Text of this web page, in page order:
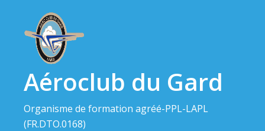
content
Aéroclub du Gard
Organisme de formation agréé-PPL-LAPL
(FR.DTO.0168)